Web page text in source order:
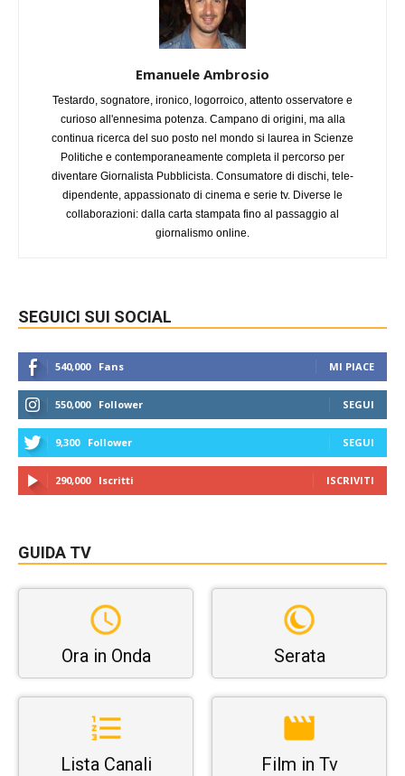
Emanuele Ambrosio
Testardo, sognatore, ironico, logorroico, attento osservatore e
curioso all'ennesima potenza. Campano di origini, ma alla
continua ricerca del suo posto nel mondo si laurea in Scienze
Politiche e contemporaneamente completa il percorso per
diventare Giornalista Pubblicista. Consumatore di dischi, tele-
dipendente, appassionato di cinema e serie tv. Diverse le
collaborazioni: dalla carta stampata fino al passaggio al
giornalismo online.
SEGUICI SUI SOCIAL
540,000 Fans MI PIACE
550,000 Follower SEGUI
9,300 Follower SEGUI
290,000 Iscritti ISCRIVITI
GUIDA TV
Ora in Onda Serata
Lista Canali Film in Tv